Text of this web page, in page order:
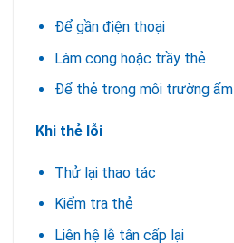
Để gần điện thoại
Làm cong hoặc trầy thẻ
Để thẻ trong môi trường ẩm
Khi thẻ lỗi
Thử lại thao tác
Kiểm tra thẻ
Liên hệ lễ tân cấp lại